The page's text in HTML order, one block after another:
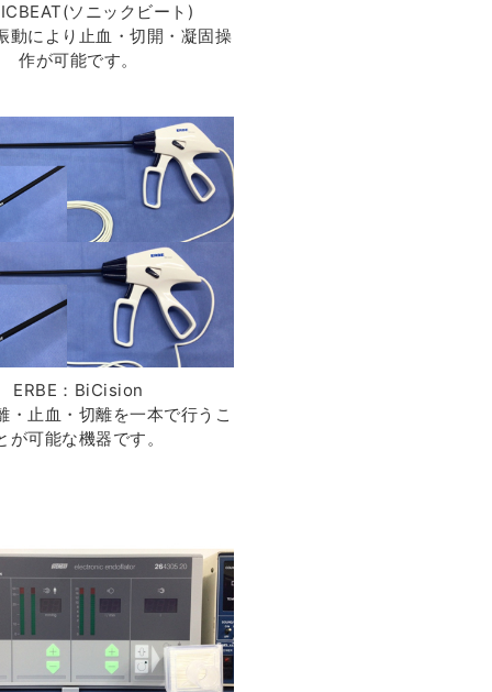
ソニックビート)
動により止血・切開・凝固操
作が可能です。
ERBE：BiCision
・止血・切離を一本で行うこ
が可能な機器です。